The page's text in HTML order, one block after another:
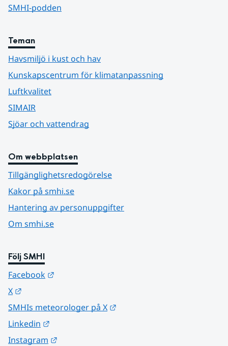
SMHI-podden
Teman
Havsmiljö i kust och hav
Kunskapscentrum för klimatanpassning
Luftkvalitet
SIMAIR
Sjöar och vattendrag
Om webbplatsen
Tillgänglighetsredogörelse
Kakor på smhi.se
Hantering av personuppgifter
Om smhi.se
Följ SMHI
Facebook
X
SMHIs meteorologer på X
Linkedin
Instagram